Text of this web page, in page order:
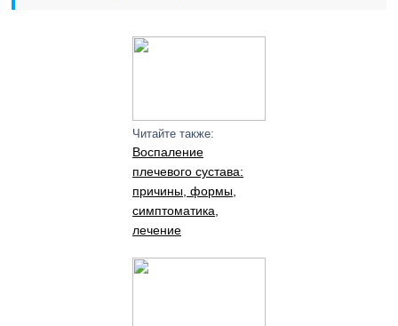
Читайте также:
Воспаление
плечевого сустава:
причины, формы,
симптоматика,
лечение